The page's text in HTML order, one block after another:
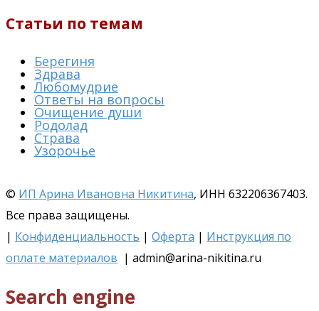
Статьи по темам
Берегиня
Здрава
Любомудрие
Ответы на вопросы
Очищение души
Родолад
Страва
Узорочье
© ИП Арина Ивановна Никитина, ИНН 632206367403.
Все права защищены.
| Конфиденциальность | Оферта | Инструкция по
оплате материалов | admin@arina-nikitina.ru
Search engine